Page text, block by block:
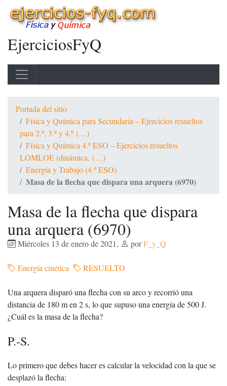
EjerciciosFyQ
Portada del sitio
Física y Química para Secundaria – Ejercicios resueltos
para 2.º, 3.º y 4.º (…)
Física y Química 4.º ESO – Ejercicios resueltos
LOMLOE (dinámica, (…)
Energía y Trabajo (4.º ESO)
Masa de la flecha que dispara una arquera (6970)
Masa de la flecha que dispara
una arquera (6970)
Miércoles 13 de enero de 2021, porF_y_Q
Energía cinética RESUELTO
Una arquera disparó una flecha con su arco y recorrió una
distancia de 180 m en 2 s, lo que supuso una energía de 500 J.
¿Cuál es la masa de la flecha?
P.-S.
Lo primero que debes hacer es calcular la velocidad con la que se
desplazó la flecha: